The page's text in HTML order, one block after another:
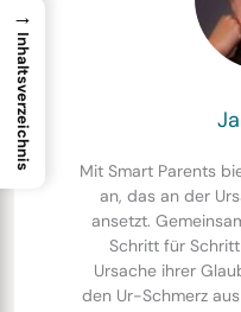
Mit Smart Parents
an, das an der
ansetzt.
Schritt für
Ursache ihrer
den Ur-Schmerz
→
Inhaltsverzeichnis